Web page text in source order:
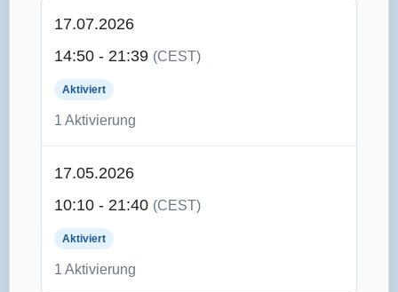
17.07.2026
14:50 - 21:39 (CEST)
Aktiviert
1 Aktivierung
17.05.2026
10:10 - 21:40 (CEST)
Aktiviert
1 Aktivierung